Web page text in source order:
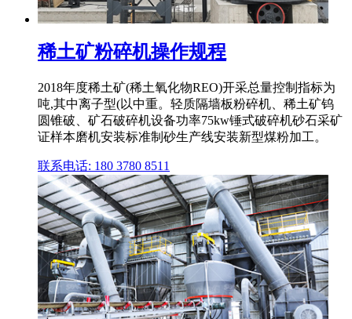
稀土矿粉碎机操作规程
2018年度稀土矿(稀土氧化物REO)开采总量控制指标为
吨,其中离子型(以中重。轻质隔墙板粉碎机、稀土矿钨
圆锥破、矿石破碎机设备功率75kw锤式破碎机砂石采矿
证样本磨机安装标准制砂生产线安装新型煤粉加工。
联系电话: 180 3780 8511